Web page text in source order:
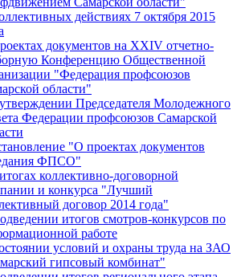
действиях 7 октября 2015
документов на XXIV отчетно-
Конференцию Общественной
"Федерация профсоюзов
области"
Председателя Молодежного
Федерации профсоюзов Самарской
"О проектах документов
ФПСО"
коллективно-договорной
и конкурса "Лучший
договор 2014 года"
итогов смотров-конкурсов по
работе
условий и охраны труда на ЗАО
гипсовый комбинат"